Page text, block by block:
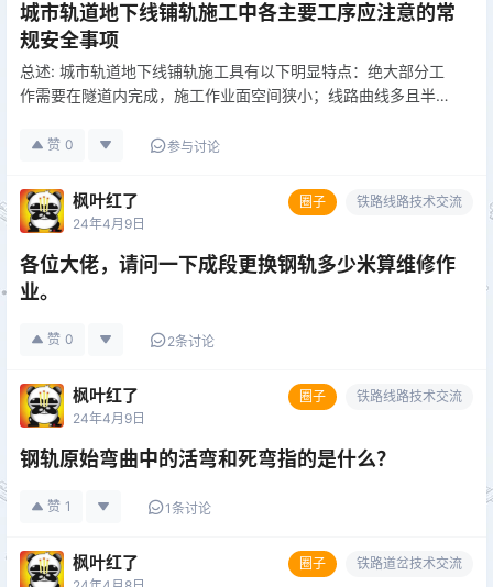
城市轨道地下线铺轨施工中各主要工序应注意的常
规安全事项
总述: 城市轨道地下线铺轨施工具有以下明显特点：绝大部分工
作需要在隧道内完成，施工作业面空间狭小；线路曲线多且半径
内空气比较潮湿，对工程车的行车、牵引及制动要求高；隧道内
赞 0 参与讨论
枫叶红了 圈子
铁路线路技术交流
24年4月9日
各位大佬，请问一下成段更换钢轨多少米算维修作
业。
赞 0 2条讨论
枫叶红了 圈子
铁路线路技术交流
24年4月9日
钢轨原始弯曲中的活弯和死弯指的是什么？
赞 1 1条讨论
枫叶红了 圈子
铁路道岔技术交流